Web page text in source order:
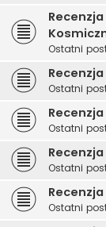
Ostatni
Ostatni
Ostatni
Ostatni
Ostatni